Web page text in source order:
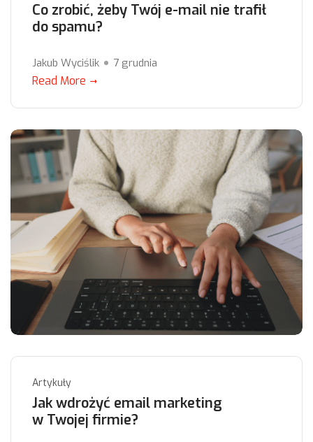
Co zrobić, żeby Twój e-mail nie trafił
do spamu?
Jakub Wyciślik 7 grudnia
Read More
Artykuły
Jak wdrożyć email marketing
w Twojej firmie?